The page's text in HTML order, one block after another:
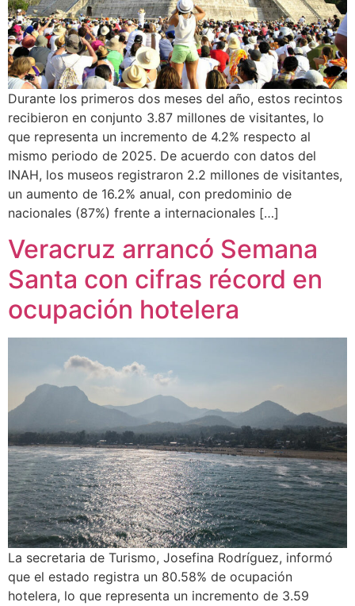
Durante los primeros dos meses del año, estos recintos
recibieron en conjunto 3.87 millones de visitantes, lo
que representa un incremento de 4.2% respecto al
mismo periodo de 2025. De acuerdo con datos del
INAH, los museos registraron 2.2 millones de visitantes,
un aumento de 16.2% anual, con predominio de
nacionales (87%) frente a internacionales […]
Veracruz arrancó Semana
Santa con cifras récord en
ocupación hotelera
La secretaria de Turismo, Josefina Rodríguez, informó
que el estado registra un 80.58% de ocupación
hotelera, lo que representa un incremento de 3.59